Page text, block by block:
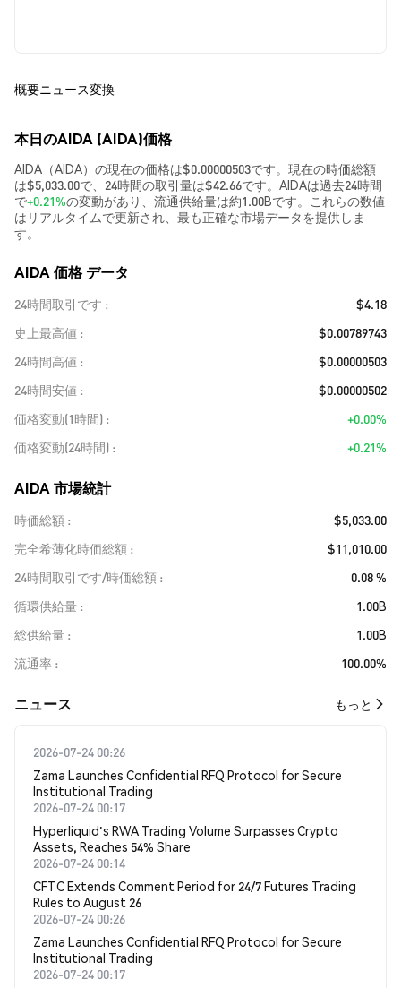
概要ニュース変換
本日のAIDA (AIDA)価格
AIDA（AIDA）の現在の価格は$0.00000503です。現在の時価総額
は$5,033.00で、24時間の取引量は$42.66です。AIDAは過去24時間
で+0.21%の変動があり、流通供給量は約1.00Bです。これらの数値
はリアルタイムで更新され、最も正確な市場データを提供しま
す。
AIDA 価格 データ
24時間取引です
$4.18
史上最高値
$0.00789743
24時間高値
$0.00000503
24時間安値
$0.00000502
価格変動(1時間)
+0.00%
価格変動(24時間)
+0.21%
AIDA 市場統計
時価総額
$5,033.00
完全希薄化時価総額
$11,010.00
24時間取引です/時価総額
0.08 %
循環供給量
1.00B
総供給量
1.00B
流通率
100.00%
​​ニュース​​ もっと
2026-07-24 00:26
Zama Launches Confidential RFQ Protocol for Secure
Institutional Trading
2026-07-24 00:17
Hyperliquid's RWA Trading Volume Surpasses Crypto
Assets, Reaches 54% Share
2026-07-24 00:14
CFTC Extends Comment Period for 24/7 Futures Trading
Rules to August 26
2026-07-24 00:26
Zama Launches Confidential RFQ Protocol for Secure
Institutional Trading
2026-07-24 00:17